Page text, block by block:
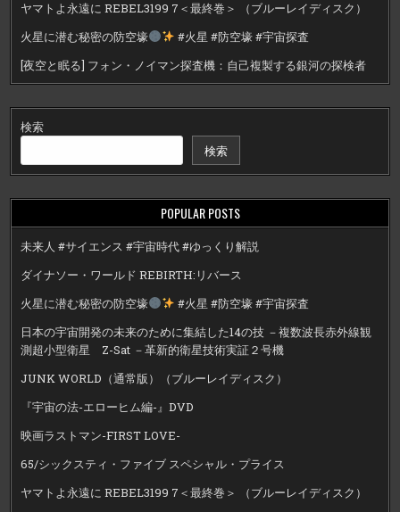
ヤマトよ永遠に REBEL3199 7＜最終巻＞ （ブルーレイディスク）
火星に潜む秘密の防空壕
#火星 #防空壕 #宇宙探査
[夜空と眠る] フォン・ノイマン探査機：自己複製する銀河の探検者
検索
検索
POPULAR POSTS
未来人 #サイエンス #宇宙時代 #ゆっくり解説
ダイナソー・ワールド REBIRTH:リバース
火星に潜む秘密の防空壕
#火星 #防空壕 #宇宙探査
日本の宇宙開発の未来のために集結した14の技 －複数波長赤外線観
測超小型衛星 Z-Sat －革新的衛星技術実証２号機
JUNK WORLD（通常版）（ブルーレイディスク）
『宇宙の法-エローヒム編-』DVD
映画ラストマン-FIRST LOVE-
65/シックスティ・ファイブ スペシャル・プライス
ヤマトよ永遠に REBEL3199 7＜最終巻＞ （ブルーレイディスク）